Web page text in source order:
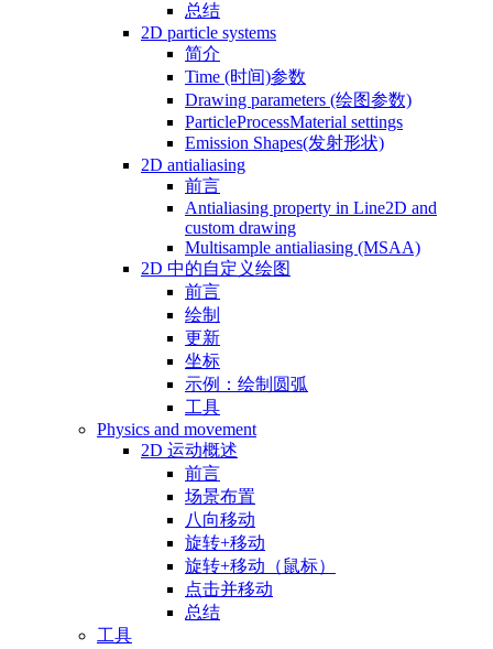
总结
2D particle systems
简介
Time (时间)参数
Drawing parameters (绘图参数)
ParticleProcessMaterial settings
Emission Shapes(发射形状)
2D antialiasing
前言
Antialiasing property in Line2D and
custom drawing
Multisample antialiasing (MSAA)
2D 中的自定义绘图
前言
绘制
更新
坐标
示例：绘制圆弧
工具
Physics and movement
2D 运动概述
前言
场景布置
八向移动
旋转+移动
旋转+移动（鼠标）
点击并移动
总结
工具